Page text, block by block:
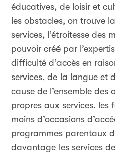
éducatives, de loisir et
les obstacles, on trouve
services, l’étroitesse des
pouvoir créé par
difficulté d’accès en
services, de la langue et
cause de l’ensemble
propres aux services, les
moins d’occasions
programmes parentaux
davantage les services